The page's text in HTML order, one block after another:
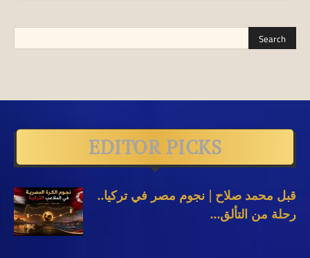
EDITOR PICKS
قبل محمد صلاح | نجوم مصر في تركيا..
رحلة من التألق...